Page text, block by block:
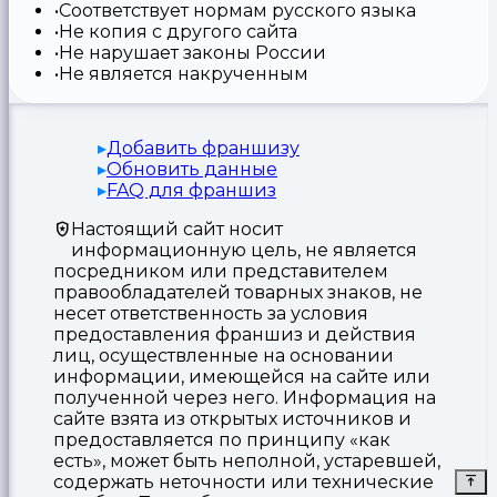
Соответствует нормам русского языка
Не копия с другого сайта
Не нарушает законы России
Не является накрученным
Добавить франшизу
Обновить данные
FAQ для франшиз
Настоящий сайт носит
информационную цель, не является
посредником или представителем
правообладателей товарных знаков, не
несет ответственность за условия
предоставления франшиз и действия
лиц, осуществленные на основании
информации, имеющейся на сайте или
полученной через него. Информация на
сайте взята из открытых источников и
предоставляется по принципу «как
есть», может быть неполной, устаревшей,
содержать неточности или технические